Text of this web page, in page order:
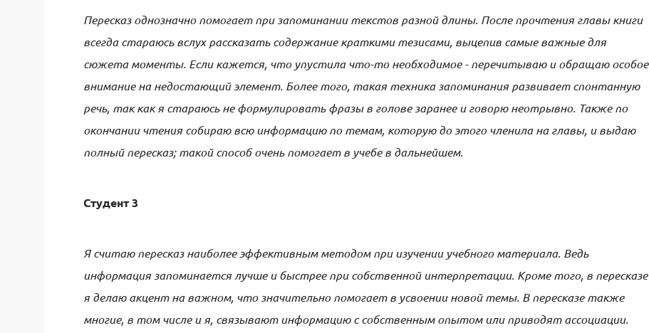
Пересказ однозначно помогает при запоминании текстов разной длины. После прочтения главы книги
всегда стараюсь вслух рассказать содержание краткими тезисами, выцепив самые важные для
сюжета моменты. Если кажется, что упустила что-то необходимое - перечитываю и обращаю особое
внимание на недостающий элемент. Более того, такая техника запоминания развивает спонтанную
речь, так как я стараюсь не формулировать фразы в голове заранее и говорю неотрывно. Также по
окончании чтения собираю всю информацию по темам, которую до этого членила на главы, и выдаю
полный пересказ; такой способ очень помогает в учебе в дальнейшем.
Студент 3
Я считаю пересказ наиболее эффективным методом при изучении учебного материала. Ведь
информация запоминается лучше и быстрее при собственной интерпретации. Кроме того, в пересказе
я делаю акцент на важном, что значительно помогает в усвоении новой темы. В пересказе также
многие, в том числе и я, связывают информацию с собственным опытом или приводят ассоциации.